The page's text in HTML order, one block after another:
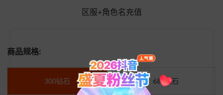
区服+角色名充值
商品规格:
300钻石 680钻石